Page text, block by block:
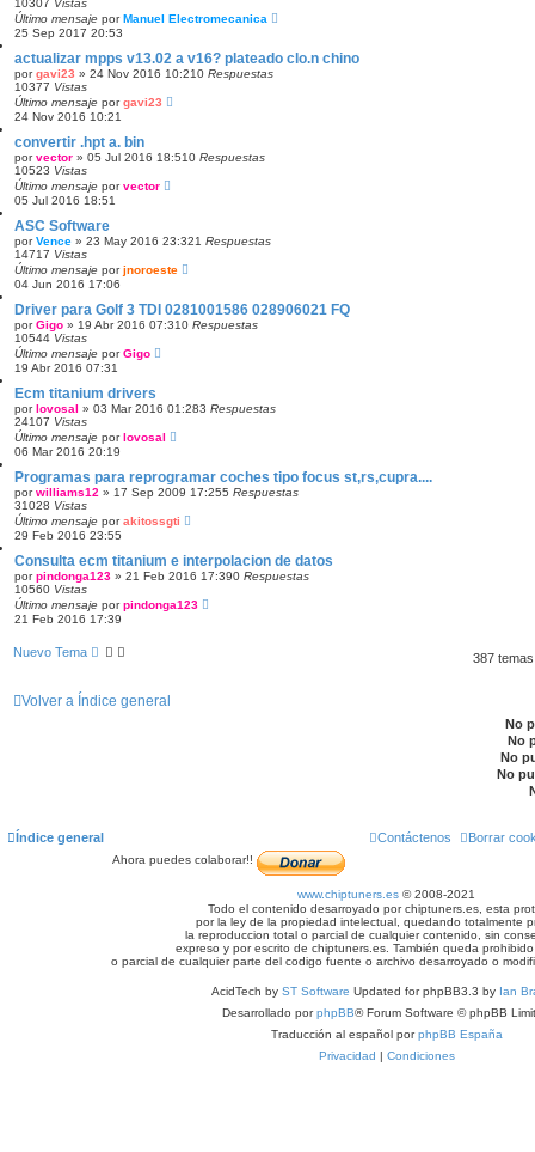
Último mensaje porManuel Electromecanica
25 Sep 2017 20:53
actualizar mpps v13.02 a v16? plateado clo.n chino
porgavi23 » 24 Nov 2016 10:210 Respuestas
10377 Vistas
Último mensaje porgavi23
24 Nov 2016 10:21
convertir .hpt a. bin
porvector » 05 Jul 2016 18:510 Respuestas
10523 Vistas
Último mensaje porvector
05 Jul 2016 18:51
ASC Software
porVence » 23 May 2016 23:321 Respuestas
14717 Vistas
Último mensaje porjnoroeste
04 Jun 2016 17:06
Driver para Golf 3 TDI 0281001586 028906021 FQ
porGigo » 19 Abr 2016 07:310 Respuestas
10544 Vistas
Último mensaje porGigo
19 Abr 2016 07:31
Ecm titanium drivers
porlovosal » 03 Mar 2016 01:283 Respuestas
24107 Vistas
Último mensaje porlovosal
06 Mar 2016 20:19
Programas para reprogramar coches tipo focus st,rs,cupra....
porwilliams12 » 17 Sep 2009 17:255 Respuestas
31028 Vistas
Último mensaje porakitossgti
29 Feb 2016 23:55
Consulta ecm titanium e interpolacion de datos
porpindonga123 » 21 Feb 2016 17:390 Respuestas
10560 Vistas
Último mensaje porpindonga123
21 Feb 2016 17:39
Nuevo Tema 387
Volver a Índice general
No
No
No
No
Índice general Borrar
Contáctenos
Ahora puedes colaborar!!
www.chiptuners.es © 2008-2021
Todo el contenido desarroyado por chiptuners.es, esta
por la ley de la propiedad intelectual, quedando totalmente
la reproduccion total o parcial de cualquier contenido, sin
expreso y por escrito de chiptuners.es. También queda
o parcial de cualquier parte del codigo fuente o archivo desarroyado o
AcidTech by ST Software Updated for phpBB3.3 by Ian
Desarrollado porphpBB® Forum Software © phpBB
Traducción al español porphpBB España
Privacidad | Condiciones